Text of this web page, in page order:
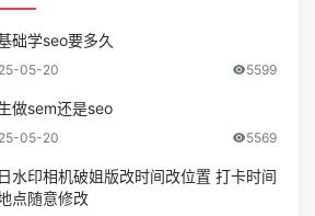
础学seo要多久
05-20 5599
做sem还是seo
05-20 5569
水印相机破姐版改时间改位置 打卡时间
点随意修改